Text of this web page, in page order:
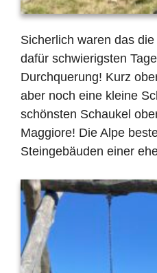
Sicherlich waren das
dafür schwierigsten
Durchquerung! Kurz
aber noch eine kleine
schönsten Schaukel
Maggiore! Die Alpe
Steingebäuden einer